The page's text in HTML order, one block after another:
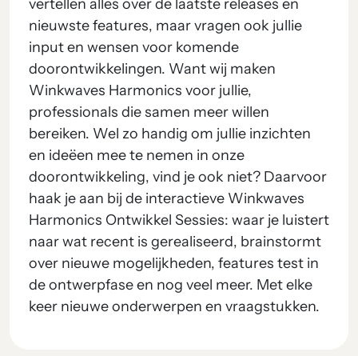
vertellen alles over de laatste releases en
nieuwste features, maar vragen ook jullie
input en wensen voor komende
doorontwikkelingen. Want wij maken
Winkwaves Harmonics voor jullie,
professionals die samen meer willen
bereiken. Wel zo handig om jullie inzichten
en ideëen mee te nemen in onze
doorontwikkeling, vind je ook niet? Daarvoor
haak je aan bij de interactieve Winkwaves
Harmonics Ontwikkel Sessies: waar je luistert
naar wat recent is gerealiseerd, brainstormt
over nieuwe mogelijkheden, features test in
de ontwerpfase en nog veel meer. Met elke
keer nieuwe onderwerpen en vraagstukken.